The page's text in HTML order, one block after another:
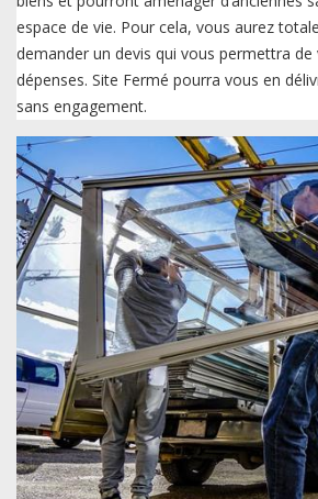
espace de vie. Pour cela, vous aurez
demander un devis qui vous permettra
dépenses. Site Fermé pourra vous en
sans engagement.